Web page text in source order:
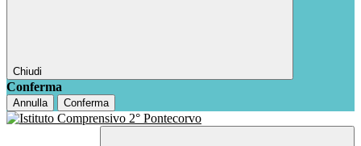
Chiudi
Conferma
Annulla Conferma